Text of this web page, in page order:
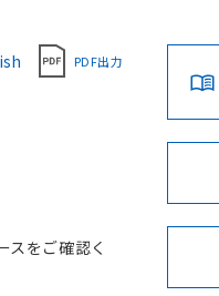
PDF出力
スをご確認く